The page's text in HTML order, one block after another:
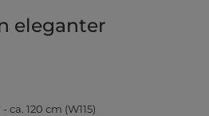
eleganter
ca. 120 cm (W115)